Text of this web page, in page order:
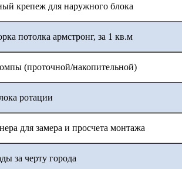
крепеж для наружного блока
потолка армстронг, за 1 кв.м
(проточной/накопительной)
ротации
для замера и просчета монтажа
за черту города